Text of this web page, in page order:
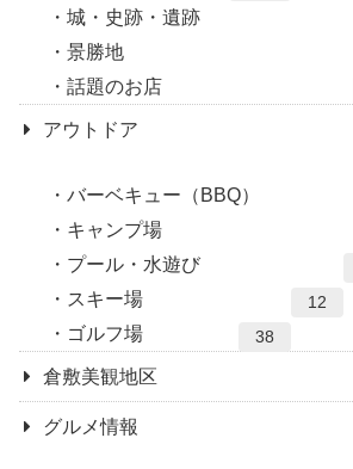
城・史跡・遺跡
景勝地
話題のお店
アウトドア
バーベキュー（BBQ）
キャンプ場
プール・水遊び
スキー場 12
ゴルフ場 38
倉敷美観地区
グルメ情報